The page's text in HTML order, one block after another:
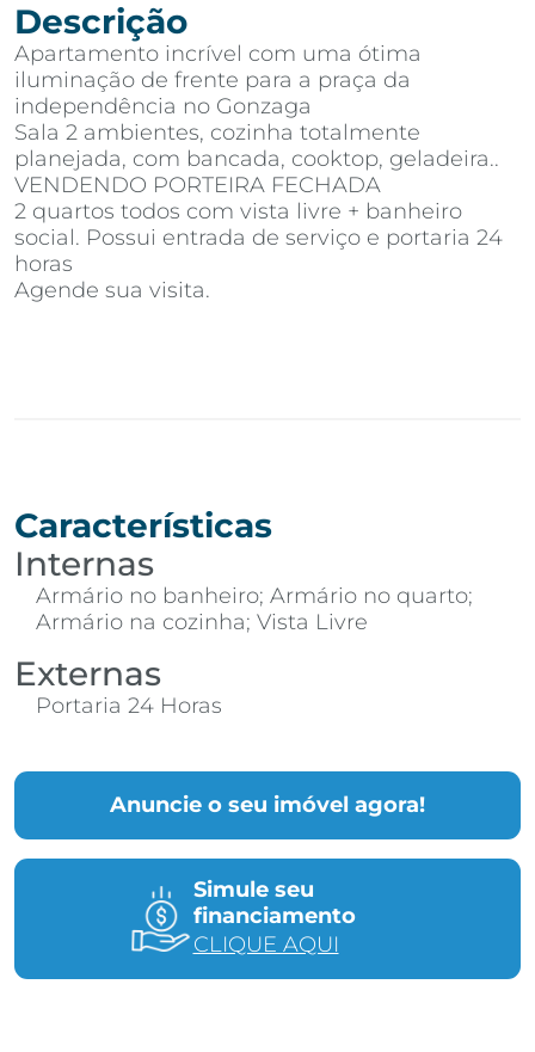
Descrição
Apartamento incrível com uma ótima
iluminação de frente para a praça da
independência no Gonzaga
Sala 2 ambientes, cozinha totalmente
planejada, com bancada, cooktop, geladeira..
VENDENDO PORTEIRA FECHADA
2 quartos todos com vista livre + banheiro
social. Possui entrada de serviço e portaria 24
horas
Agende sua visita.
Anuncie o seu imóvel agora!
Simule seu
financiamento
CLIQUE AQUI
Características
Internas
Armário no banheiro; Armário no quarto;
Armário na cozinha; Vista Livre
Externas
Portaria 24 Horas